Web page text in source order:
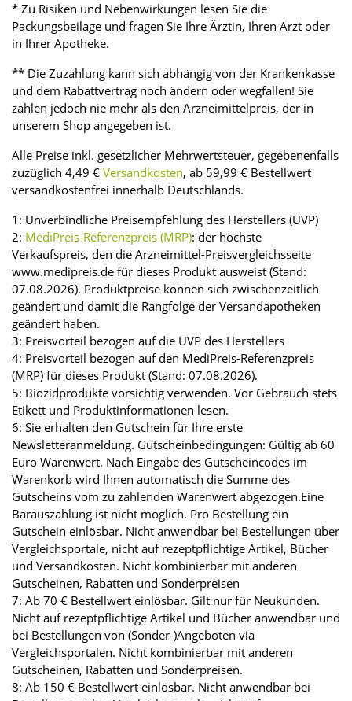
* Zu Risiken und Nebenwirkungen lesen Sie die
Packungsbeilage und fragen Sie Ihre Ärztin, Ihren Arzt oder
in Ihrer Apotheke.
** Die Zuzahlung kann sich abhängig von der Krankenkasse
und dem Rabattvertrag noch ändern oder wegfallen! Sie
zahlen jedoch nie mehr als den Arzneimittelpreis, der in
unserem Shop angegeben ist.
Alle Preise inkl. gesetzlicher Mehrwertsteuer, gegebenenfalls
zuzüglich 4,49 € Versandkosten, ab 59,99 € Bestellwert
versandkostenfrei innerhalb Deutschlands.
1: Unverbindliche Preisempfehlung des Herstellers (UVP)
2: MediPreis-Referenzpreis (MRP): der höchste
Verkaufspreis, den die Arzneimittel-Preisvergleichsseite
www.medipreis.de für dieses Produkt ausweist (Stand:
07.08.2026). Produktpreise können sich zwischenzeitlich
geändert und damit die Rangfolge der Versandapotheken
geändert haben.
3: Preisvorteil bezogen auf die UVP des Herstellers
4: Preisvorteil bezogen auf den MediPreis-Referenzpreis
(MRP) für dieses Produkt (Stand: 07.08.2026).
5: Biozidprodukte vorsichtig verwenden. Vor Gebrauch stets
Etikett und Produktinformationen lesen.
6: Sie erhalten den Gutschein für Ihre erste
Newsletteranmeldung. Gutscheinbedingungen: Gültig ab 60
Euro Warenwert. Nach Eingabe des Gutscheincodes im
Warenkorb wird Ihnen automatisch die Summe des
Gutscheins vom zu zahlenden Warenwert abgezogen.Eine
Barauszahlung ist nicht möglich. Pro Bestellung ein
Gutschein einlösbar. Nicht anwendbar bei Bestellungen über
Vergleichsportale, nicht auf rezeptpflichtige Artikel, Bücher
und Versandkosten. Nicht kombinierbar mit anderen
Gutscheinen, Rabatten und Sonderpreisen
7: Ab 70 € Bestellwert einlösbar. Gilt nur für Neukunden.
Nicht auf rezeptpflichtige Artikel und Bücher anwendbar und
bei Bestellungen von (Sonder-)Angeboten via
Vergleichsportalen. Nicht kombinierbar mit anderen
Gutscheinen, Rabatten und Sonderpreisen.
8: Ab 150 € Bestellwert einlösbar. Nicht anwendbar bei